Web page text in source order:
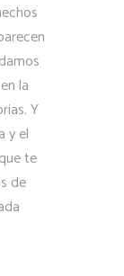
la
Y
y el
te
de